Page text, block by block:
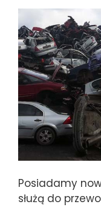
Posiadamy
służą do